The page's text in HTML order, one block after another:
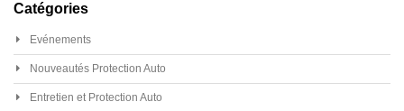
Catégories
Evénements
Nouveautés Protection Auto
Entretien et Protection Auto